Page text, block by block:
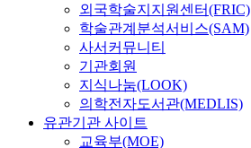
외국학술지지원센터(FRIC)
학술관계분석서비스(SAM)
사서커뮤니티
기관회원
지식나눔(LOOK)
의학전자도서관(MEDLIS)
유관기관 사이트
교육부(MOE)